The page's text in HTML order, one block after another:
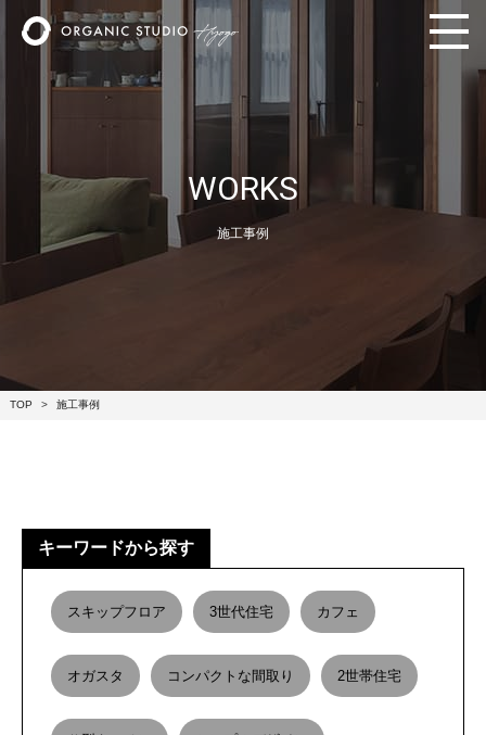
WORKS
施工事例
TOP 施工事例
キーワードから探す
スキップフロア 3世代住宅 カフェ
オガスタ コンパクトな間取り 2世帯住宅